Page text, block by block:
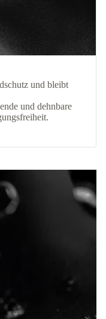
und bleibt
und dehnbare